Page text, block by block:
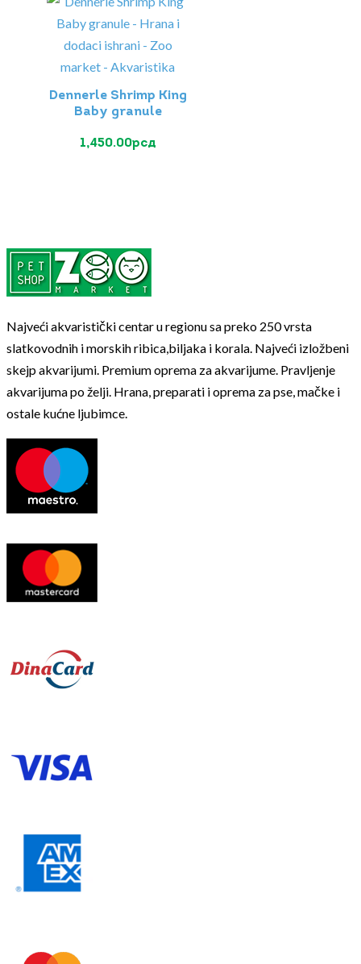
Dennerle Shrimp King
Baby granule
1,450.00рсд
Najveći akvaristički centar u regionu sa preko 250 vrsta
slatkovodnih i morskih ribica,biljaka i korala. Najveći izložbeni
skejp akvarijumi. Premium oprema za akvarijume. Pravljenje
akvarijuma po želji. Hrana, preparati i oprema za pse, mačke i
ostale kućne ljubimce.